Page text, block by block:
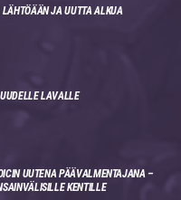
JA UUTTA ALKUA
LAVALLE
UUTENA PÄÄVALMENTAJANA –
KENTILLE